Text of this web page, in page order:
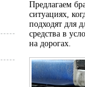
Предлагаем
ситуациях,
подходят для
средства в
на дорогах.